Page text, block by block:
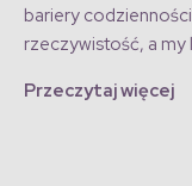
bariery
rzeczywistość, a my
Przeczytaj więcej